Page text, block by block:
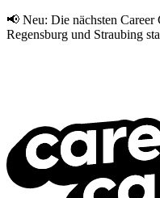
📢 Neu: Die nächsten Career
Regensburg und Straubing